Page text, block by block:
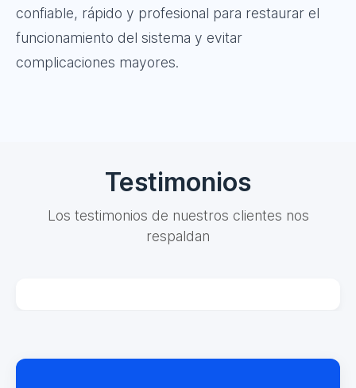
confiable, rápido y profesional para restaurar el
funcionamiento del sistema y evitar
complicaciones mayores.
Testimonios
Los testimonios de nuestros clientes nos
respaldan